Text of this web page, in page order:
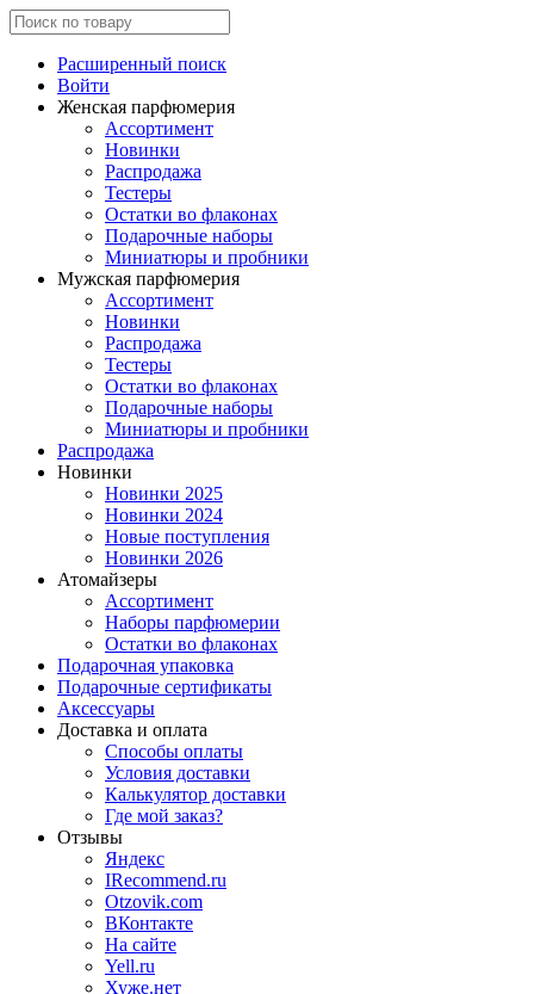
Расширенный поиск
Войти
Женская парфюмерия
Ассортимент
Новинки
Распродажа
Тестеры
Остатки во флаконах
Подарочные наборы
Миниатюры и пробники
Мужская парфюмерия
Ассортимент
Новинки
Распродажа
Тестеры
Остатки во флаконах
Подарочные наборы
Миниатюры и пробники
Распродажа
Новинки
Новинки 2025
Новинки 2024
Новые поступления
Новинки 2026
Атомайзеры
Ассортимент
Наборы парфюмерии
Остатки во флаконах
Подарочная упаковка
Подарочные сертификаты
Аксессуары
Доставка и оплата
Способы оплаты
Условия доставки
Калькулятор доставки
Где мой заказ?
Отзывы
Яндекс
IRecommend.ru
Otzovik.com
ВКонтакте
На сайте
Yell.ru
Хуже.нет